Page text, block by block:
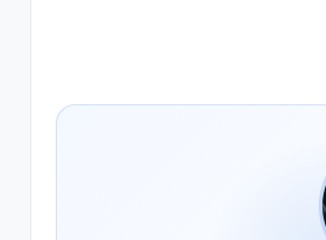
که به عنوان درگاه های Serial ATA نیز شناخته می
استفاده قرار می گیرد.